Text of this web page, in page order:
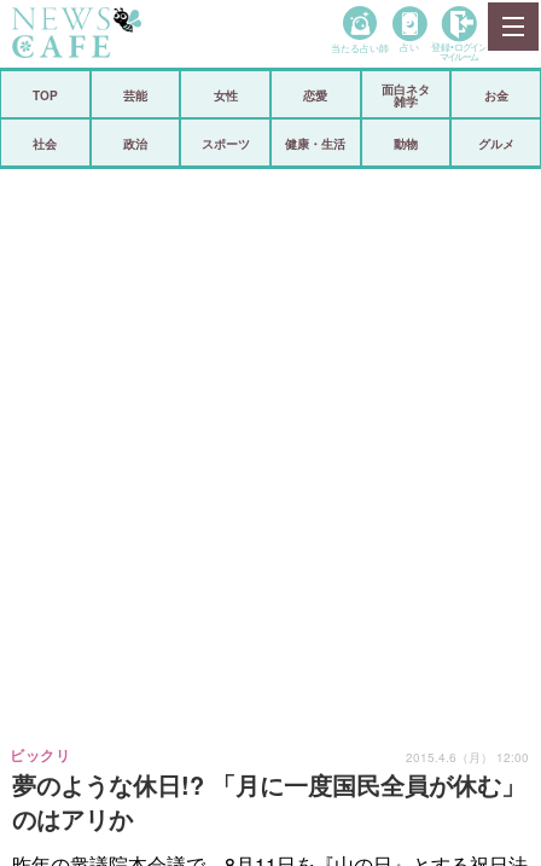
政治
当たる占い師 占い 登録• ログイン
マイルーム
TOP 芸能 女性 恋愛
面白ネタ
雑学
お金
社会 政治 スポーツ 健康・生活 動物 グルメ
夢のような休日!? 「月に一度国民全員が休む」
のはアリか
ビックリ 2015.4.6（月） 12:00